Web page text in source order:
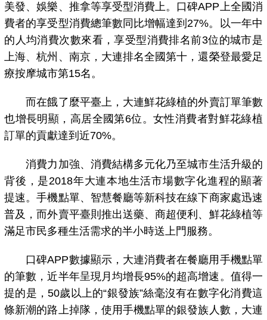
美發、娛樂、推拿等享受型消費上。口碑APP上全國消
費者的享受型消費總筆數同比增幅達到27%。以一年中
的人均消費次數來看，享受型消費排名前3位的城市是
上海、杭州、南京，大連排名全國第十，還榮登最愛足
療按摩城市第15名。
而在餓了麼平臺上，大連鮮花綠植的外賣訂單筆數
也增長明顯，高居全國第6位。女性消費者對鮮花綠植
訂單的貢獻達到近70%。
消費力加強、消費結構多元化乃至城市生活升級的
背後，是2018年大連本地生活市場數字化進程的顯著
提速。手機點單、智慧餐廳等新科技在線下商家處迅速
普及，而外賣平臺則推出送藥、商超便利、鮮花綠植等
滿足市民多種生活需求的半小時送上門服務。
口碑APP數據顯示，大連消費者在餐廳用手機點單
的筆數，近半年呈現月均增長95%的超高增速。值得一
提的是，50歲以上的“銀發族”絲毫沒有在數字化消費這
條新潮的路上掉隊，使用手機點單的銀發族人數，大連